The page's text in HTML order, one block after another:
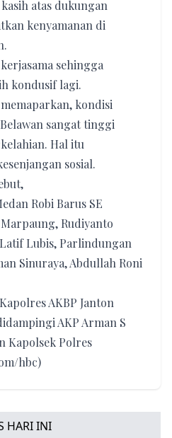
atas dukungan
kenyamanan di
sehingga
kondusif lagi.
kondisi
sangat tinggi
Hal itu
sosial.
Robi Barus SE
Rudiyanto
Lubis, Parlindungan
Sinuraya, Abdullah Roni
AKBP Janton
AKP Arman S
Kapolsek Polres
hbc)
HARI INI